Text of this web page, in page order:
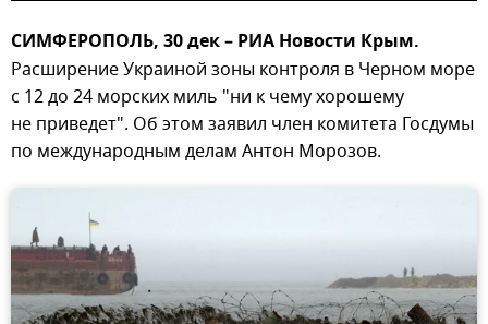
СИМФЕРОПОЛЬ, 30 дек – РИА Новости Крым.
Расширение Украиной зоны контроля в Черном море
с 12 до 24 морских миль "ни к чему хорошему
не приведет". Об этом заявил член комитета Госдумы
по международным делам Антон Морозов.